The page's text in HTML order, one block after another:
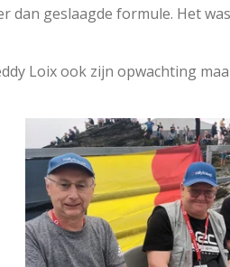
dan geslaagde formule. Het
Loix ook zijn opwachting